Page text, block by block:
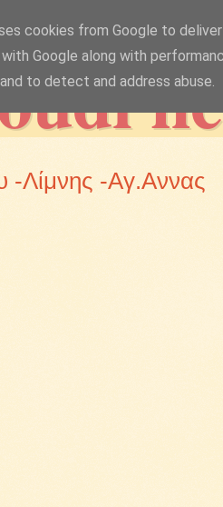
-Λίμνης -Αγ.Αννας
cookies from Google to
with Google along with
to detect and address abuse.